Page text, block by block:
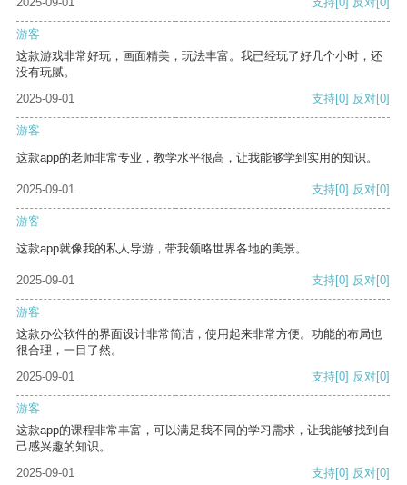
游客
这款游戏非常好玩，画面精美，玩法丰富。我已经玩了好几个小时，还
没有玩腻。
2025-09-01
支持[0] 反对[0]
游客
这款app的老师非常专业，教学水平很高，让我能够学到实用的知识。
2025-09-01 支持[0] 反对[0]
游客
这款app就像我的私人导游，带我领略世界各地的美景。
2025-09-01 支持[0] 反对[0]
游客
这款办公软件的界面设计非常简洁，使用起来非常方便。功能的布局也
很合理，一目了然。
2025-09-01
支持[0] 反对[0]
游客
这款app的课程非常丰富，可以满足我不同的学习需求，让我能够找到自
己感兴趣的知识。
2025-09-01
支持[0] 反对[0]